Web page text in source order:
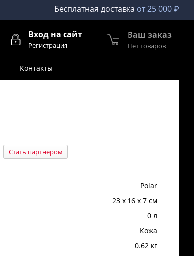
Бесплатная доставка от 25 000 ₽
Вход на сайт
Регистрация
Ваш заказ
Нет товаров
Контакты
Стать партнёром
Polar
23 х 16 х 7 см
0 л
Кожа
0.62 кг